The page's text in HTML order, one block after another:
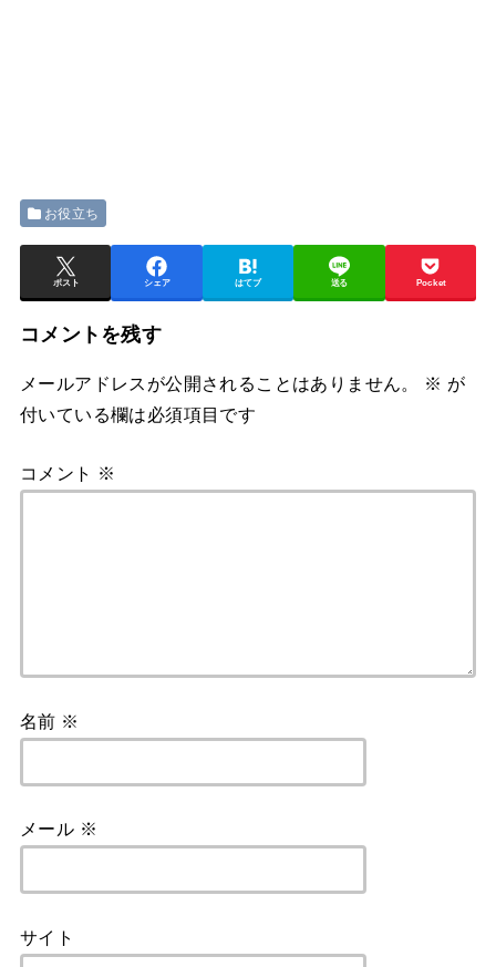
お役立ち
ポスト シェア はてブ 送る Pocket
コメントを残す
メールアドレスが公開されることはありません。 ※ が
付いている欄は必須項目です
コメント ※
名前 ※
メール ※
サイト